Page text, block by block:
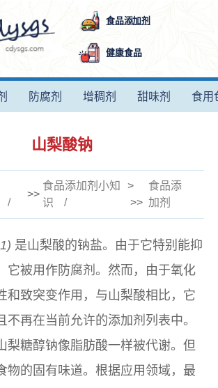
食品添加剂
健康食品
防腐剂 增稠剂 甜味剂 食用
山梨酸钠
>>
食品添加剂小知
识
>
>>
食品添
加剂
是山梨酸的钠盐。由于它特别能抑
它被用作防腐剂。然而，由于氧化
和致突变作用，与山梨酸相比，它
不再在当前允许的添加剂列表中。
梨糖醇钠像脂肪酸一样被代谢。但
物的固有味道。根据应用领域，最